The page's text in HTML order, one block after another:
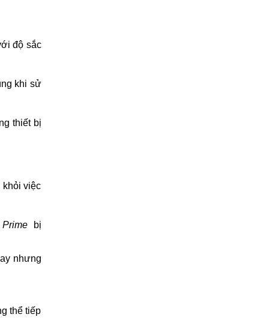
độ sắc
khi sử
thiết bị
khỏi việc
Primebị
nhưng
thể tiếp